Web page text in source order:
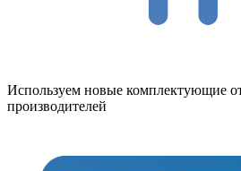
Используем новые комплектующие
производителей